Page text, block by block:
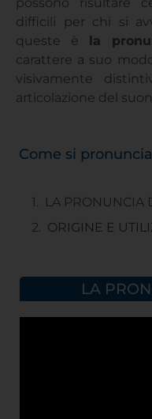
difficili per chi si
queste è la
carattere a suo
visivamente
articolazione del
Come si
LA PRONUNCIA
ORIGINE E
LA